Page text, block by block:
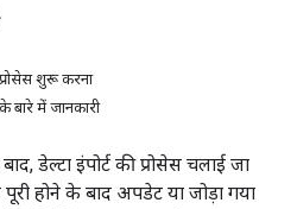
शुरू करना
बारे में जानकारी
डेल्टा इंपोर्ट की प्रोसेस चलाई जा
होने के बाद अपडेट या जोड़ा गया